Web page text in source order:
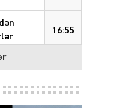
16:55